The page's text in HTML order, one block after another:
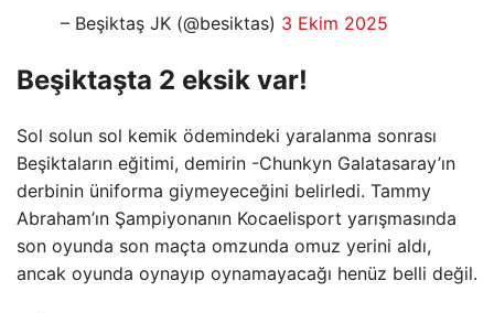
– Beşiktaş JK (@besiktas) 3 Ekim 2025
Beşiktaşta 2 eksik var!
Sol solun sol kemik ödemindeki yaralanma sonrası
Beşiktaların eğitimi, demirin -Chunkyn Galatasaray’ın
derbinin üniforma giymeyeceğini belirledi. Tammy
Abraham’ın Şampiyonanın Kocaelisport yarışmasında
son oyunda son maçta omzunda omuz yerini aldı,
ancak oyunda oynayıp oynamayacağı henüz belli değil.